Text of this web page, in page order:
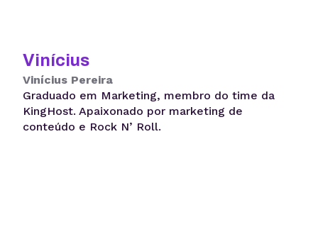
Vinícius
Vinícius Pereira
Graduado em Marketing, membro do time da
KingHost. Apaixonado por marketing de
conteúdo e Rock N’ Roll.